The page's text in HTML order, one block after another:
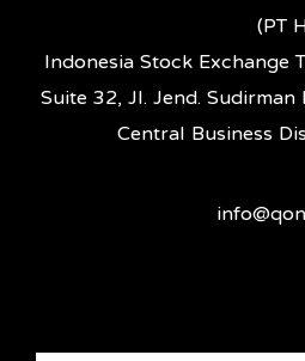
Indonesia Stock
Suite 32, Jl. Jend.
Central Business